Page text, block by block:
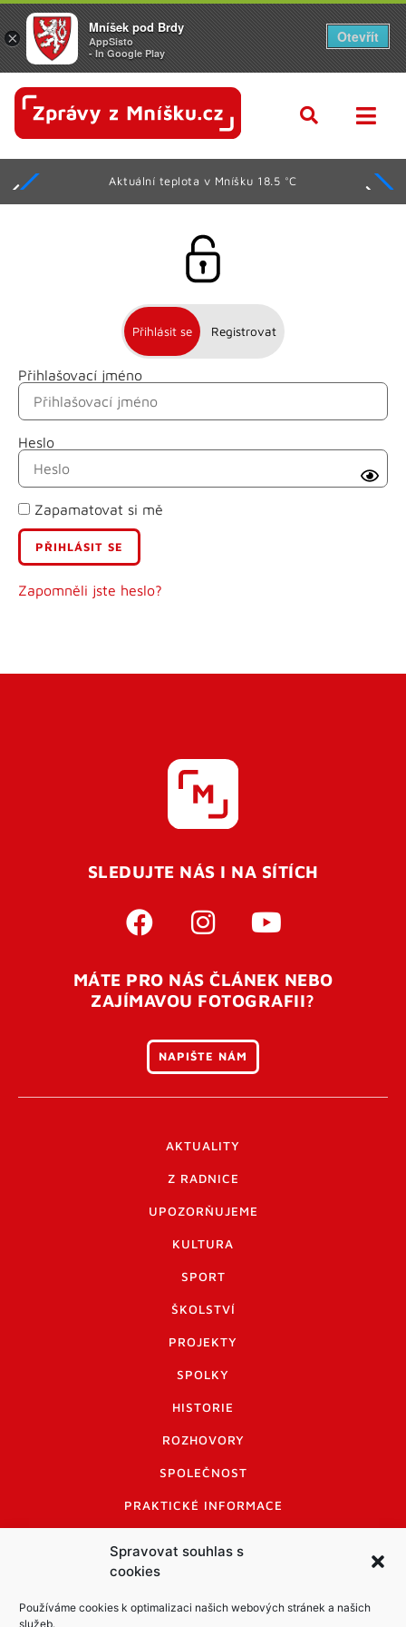
Spravovat souhlas s
cookies
Používáme cookies k optimalizaci našich webových stránek a našich
služeb.
Aktuální teplota v Mníšku 18.5 °C
Přihlásit se Registrovat
Přihlašovací jméno
Heslo
Zapamatovat si mě
Zapomněli jste heslo?
Jméno
Příjmení
E-mail
Uživatelské jméno
Pro úspěšné dokončení registrace je potřeba
vaší e-mailovouadresu. Po úspěšném odeslání
otevření tohoto odkazu se váš účet ověří a můžete se
přihlásit. Nezapomeňte zkontrolovat složku SPAM ve
SLEDUJTE NÁS I NA SÍTÍCH
MÁTE PRO NÁS ČLÁNEK NEBO
ZAJÍMAVOU FOTOGRAFII?
NAPIŠTE NÁM
AKTUALITY
Z RADNICE
UPOZORŇUJEME
KULTURA
SPORT
ŠKOLSTVÍ
PROJEKTY
SPOLKY
HISTORIE
ROZHOVORY
SPOLEČNOST
PRAKTICKÉ INFORMACE
INFORMACE A KODEX DISKUTUJÍCÍCH
LOGO A LOGO MANUÁL
×
Mníšek pod Brdy
AppSisto
- In Google Play
Otevřít